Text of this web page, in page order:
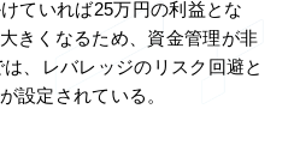
ていれば25万円の利益とな
きくなるため、資金管理が非
、レバレッジのリスク回避と
設定されている。